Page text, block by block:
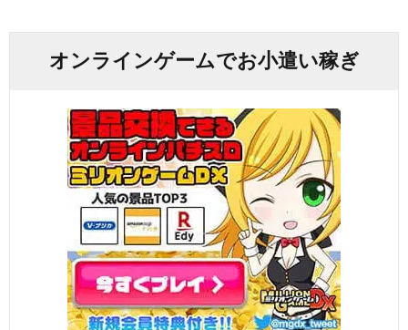
オンラインゲームでお小遣い稼ぎ